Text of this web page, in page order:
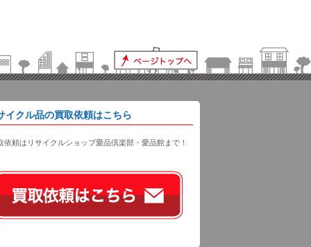
イクル品の買取依頼はこちら
依頼はリサイクルショップ愛品倶楽部・愛品館まで！